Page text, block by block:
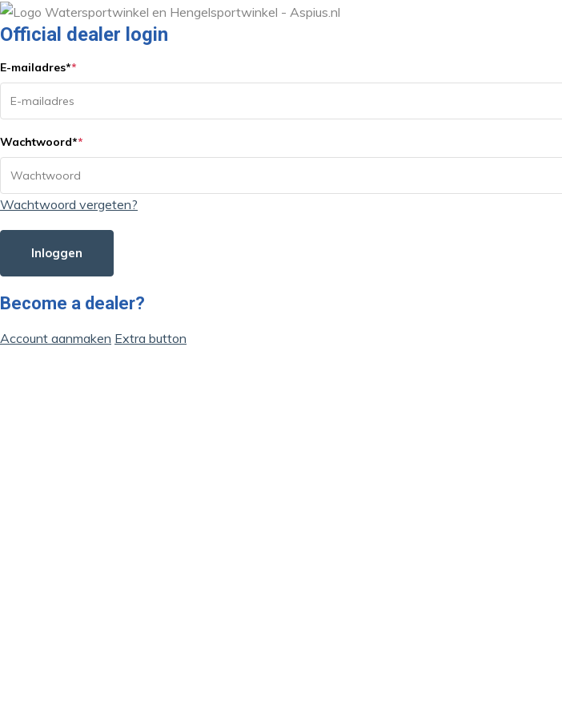
Official dealer login
E-mailadres**
Wachtwoord**
Wachtwoord vergeten?
Inloggen
Become a dealer?
Account aanmaken Extra button